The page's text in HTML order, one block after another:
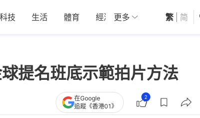
科技 生活 體育 經濟 01深圳 觀點
更多 繁 简
提名班底示範拍片方法
在Google
追蹤《香港01》
2